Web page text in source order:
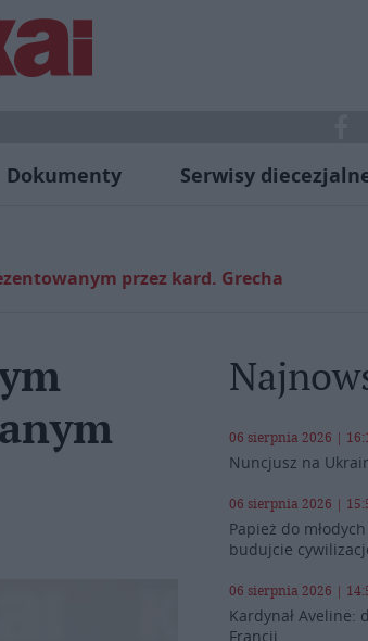
Dokumenty Serwisy
przez kard. Grecha
06 sierpnia 2026 |
Nuncjusz na
06 sierpnia 2026 |
Papież do
budujcie
06 sierpnia 2026 |
Kardynał Aveline:
Francji